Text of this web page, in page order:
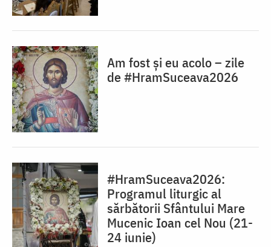
Am fost și eu acolo – zile
de #HramSuceava2026
#HramSuceava2026:
Programul liturgic al
sărbătorii Sfântului Mare
Mucenic Ioan cel Nou (21-
24 iunie)